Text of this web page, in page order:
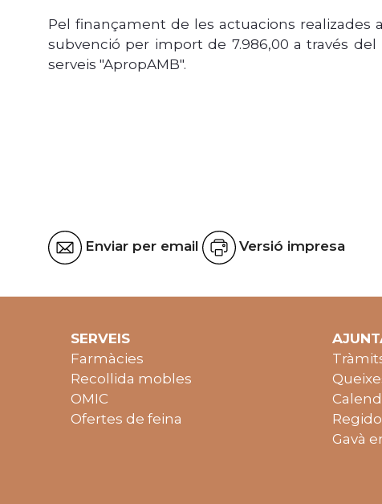
Pel finançament de les actuacions realizades
subvenció per import de 7.986,00 a través
serveis "ApropAMB".
Enviar per email Versió impresa
SERVEIS
Farmàcies
Recollida mobles
OMIC
Ofertes de feina
Gavà